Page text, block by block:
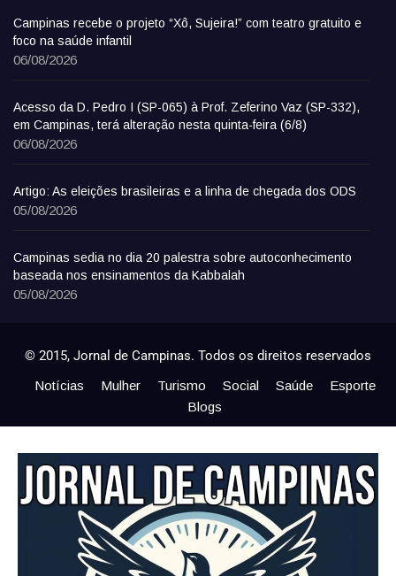
Campinas recebe o projeto “Xô, Sujeira!” com teatro gratuito e
foco na saúde infantil
06/08/2026
Acesso da D. Pedro I (SP-065) à Prof. Zeferino Vaz (SP-332),
em Campinas, terá alteração nesta quinta-feira (6/8)
06/08/2026
Artigo: As eleições brasileiras e a linha de chegada dos ODS
05/08/2026
Campinas sedia no dia 20 palestra sobre autoconhecimento
baseada nos ensinamentos da Kabbalah
05/08/2026
© 2015, Jornal de Campinas. Todos os direitos reservados
Notícias Mulher Turismo Social Saúde
Esporte
Blogs